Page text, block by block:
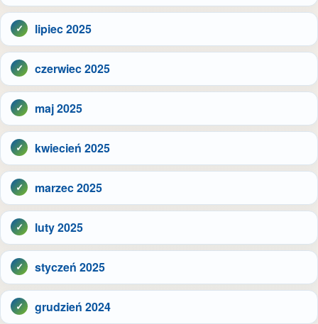
lipiec 2025
czerwiec 2025
maj 2025
kwiecień 2025
marzec 2025
luty 2025
styczeń 2025
grudzień 2024